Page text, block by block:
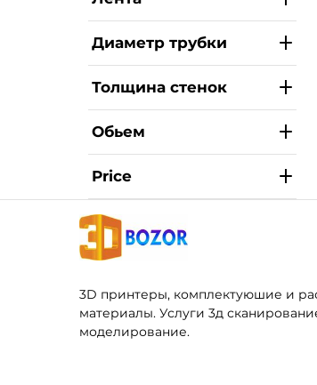
Диаметр трубки
Толщина стенок
Обьем
Price
3D принтеры, комплектуюшие и
материалы. Услуги 3д
моделирование.